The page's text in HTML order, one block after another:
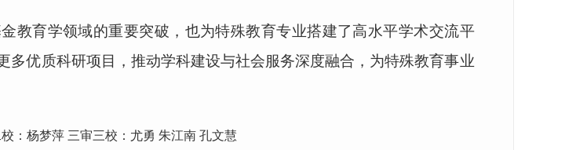
教育学领域的重要突破，也为特殊教育专业搭建了高水平学术交流平
优质科研项目，推动学科建设与社会服务深度融合，为特殊教育事业
：杨梦萍 三审三校：尤勇 朱江南 孔文慧